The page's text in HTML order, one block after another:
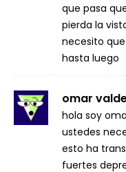
que pasa
pierda la
necesito
hasta luego
omar
hola soy
ustedes
esto ha
fuertes